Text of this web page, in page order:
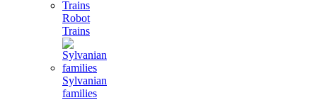
Robot
Trains
Sylvanian
families